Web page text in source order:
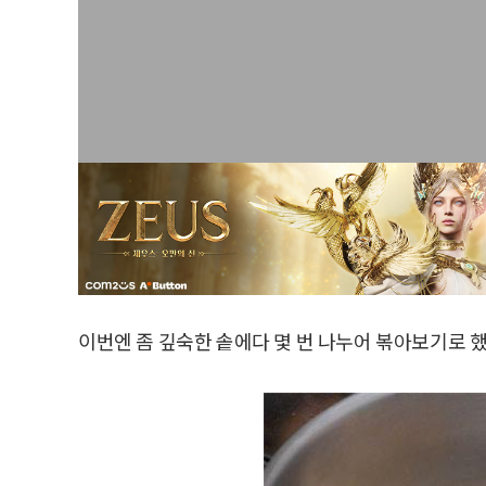
이번엔 좀 깊숙한 솥에다 몇 번 나누어 볶아보기로